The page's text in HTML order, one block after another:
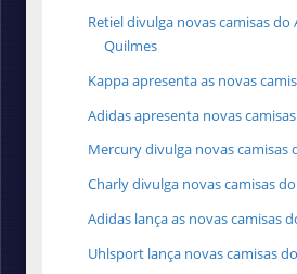
Retiel divulga novas camisas
Quilmes
Kappa apresenta as novas
Adidas apresenta novas
Mercury divulga novas camisas
Charly divulga novas camisas
Adidas lança as novas camisas
Uhlsport lança novas camisas